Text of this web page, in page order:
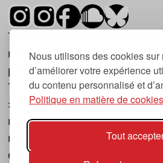
Nous utilisons des cookies sur
d’améliorer votre expérience
du contenu personnalisé et
Politique en matière de
Tout
Tsugi est un mensuel
musique et les nouvelles
première parution date de
Tsugi en japonais signifie «
», ce qui correspond à la
magazine, à l’affût des
musicales, qu’elles viennent
électronique, du rock ou du